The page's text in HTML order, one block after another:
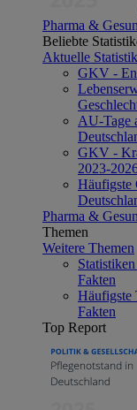
Pharma &
Beliebte
Aktuelle
GKV -
AU-Tage
GKV -
2023-
Häufigste
Pharma &
Themen
Weitere Themen
Fakten
Häufigste
Fakten
Top Report